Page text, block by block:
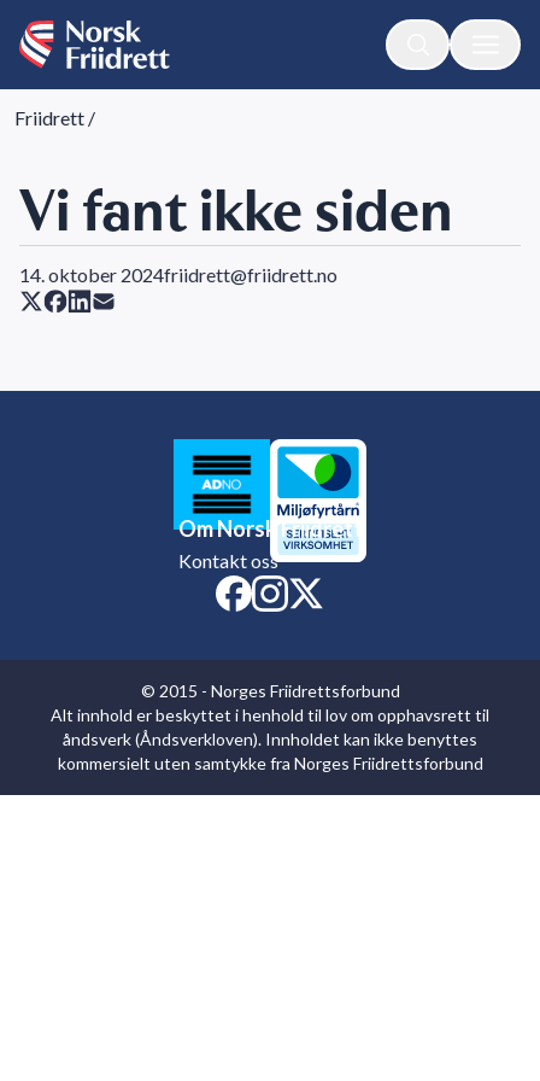
Friidrett /
Vi fant ikke siden
14. oktober 2024friidrett@friidrett.no
Om Norsk Friidrett
Kontakt oss
© 2015 - Norges Friidrettsforbund
Alt innhold er beskyttet i henhold til lov om opphavsrett til
åndsverk (Åndsverkloven). Innholdet kan ikke benyttes
kommersielt uten samtykke fra Norges Friidrettsforbund